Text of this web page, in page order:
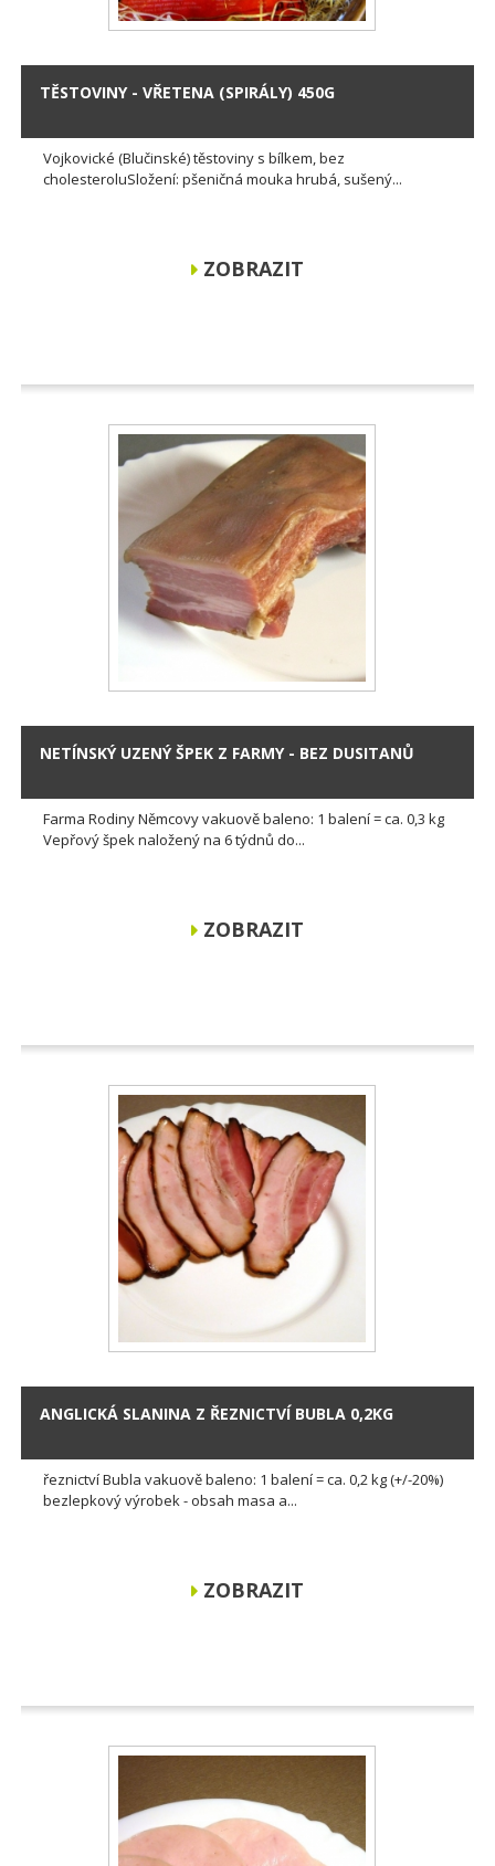
TĚSTOVINY - VŘETENA (SPIRÁLY) 450G
Vojkovické (Blučinské) těstoviny s bílkem, bez
cholesteroluSložení: pšeničná mouka hrubá, sušený...
ZOBRAZIT
NETÍNSKÝ UZENÝ ŠPEK Z FARMY - BEZ DUSITANŮ
Farma Rodiny Němcovy vakuově baleno: 1 balení = ca. 0,3 kg
Vepřový špek naložený na 6 týdnů do...
ZOBRAZIT
ANGLICKÁ SLANINA Z ŘEZNICTVÍ BUBLA 0,2KG
řeznictví Bubla vakuově baleno: 1 balení = ca. 0,2 kg (+/-20%)
bezlepkový výrobek - obsah masa a...
ZOBRAZIT